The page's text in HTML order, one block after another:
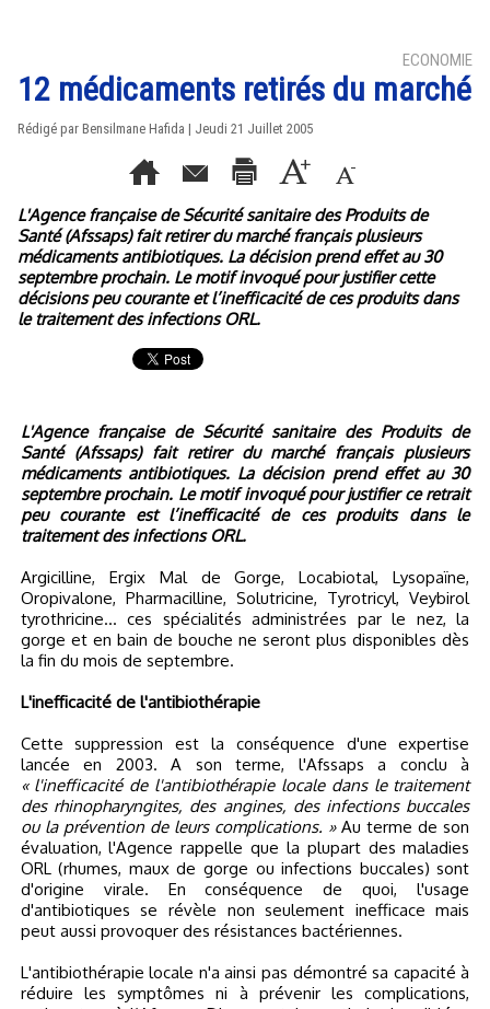
ECONOMIE
12 médicaments retirés du marché
Rédigé par Bensilmane Hafida | Jeudi 21 Juillet 2005
L'Agence française de Sécurité sanitaire des Produits de
Santé (Afssaps) fait retirer du marché français plusieurs
médicaments antibiotiques. La décision prend effet au 30
septembre prochain. Le motif invoqué pour justifier cette
décisions peu courante et l’inefficacité de ces produits dans
le traitement des infections ORL.
L'Agence française de Sécurité sanitaire des Produits de
Santé (Afssaps) fait retirer du marché français plusieurs
médicaments antibiotiques. La décision prend effet au 30
septembre prochain. Le motif invoqué pour justifier ce retrait
peu courante est l’inefficacité de ces produits dans le
traitement des infections ORL.
Argicilline, Ergix Mal de Gorge, Locabiotal, Lysopaïne,
Oropivalone, Pharmacilline, Solutricine, Tyrotricyl, Veybirol
tyrothricine... ces spécialités administrées par le nez, la
gorge et en bain de bouche ne seront plus disponibles dès
la fin du mois de septembre.
L'inefficacité de l'antibiothérapie
Cette suppression est la conséquence d'une expertise
lancée en 2003. A son terme, l'Afssaps a conclu à
« l'inefficacité de l'antibiothérapie locale dans le traitement
des rhinopharyngites, des angines, des infections buccales
ou la prévention de leurs complications. »Au terme de son
évaluation, l'Agence rappelle que la plupart des maladies
ORL (rhumes, maux de gorge ou infections buccales) sont
d'origine virale. En conséquence de quoi, l'usage
d'antibiotiques se révèle non seulement inefficace mais
peut aussi provoquer des résistances bactériennes.
L'antibiothérapie locale n'a ainsi pas démontré sa capacité à
réduire les symptômes ni à prévenir les complications,